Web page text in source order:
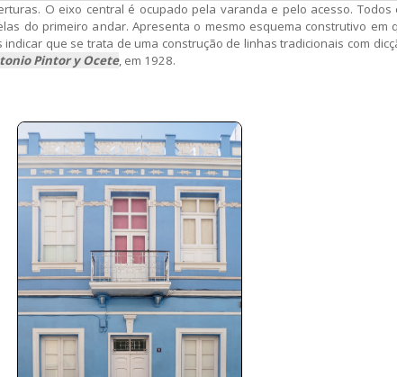
O eixo central é ocupado pela varanda e pelo acesso.
do primeiro andar. Apresenta o mesmo esquema construtivo em
que se trata de uma construção de linhas tradicionais com
Pintor y Ocete, em 1928.